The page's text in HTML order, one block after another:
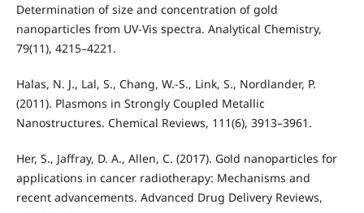
Determination of size and concentration of gold
nanoparticles from UV-Vis spectra. Analytical Chemistry,
79(11), 4215–4221.
Halas, N. J., Lal, S., Chang, W.-S., Link, S., Nordlander, P.
(2011). Plasmons in Strongly Coupled Metallic
Nanostructures. Chemical Reviews, 111(6), 3913–3961.
Her, S., Jaffray, D. A., Allen, C. (2017). Gold nanoparticles for
applications in cancer radiotherapy: Mechanisms and
recent advancements. Advanced Drug Delivery Reviews,